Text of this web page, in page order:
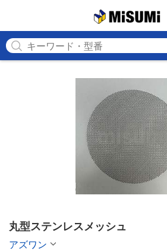
丸型ステンレスメッシュ
アズワン